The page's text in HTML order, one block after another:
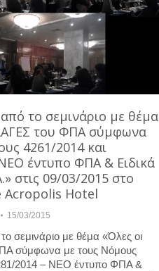
το σεμινάριο με θέμα
του ΦΠΑ σύμφωνα
4261/2014 και
έντυπο ΦΠΑ & Ειδικά
στις 09/03/2015 στο
Acropolis Hotel
15/03/2015
σεμινάριο με θέμα «Όλες οι
σύμφωνα με τους Νόμους
2014 – ΝΕΟ έντυπο ΦΠΑ &